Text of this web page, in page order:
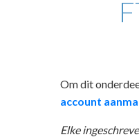
Om dit
account
Elke